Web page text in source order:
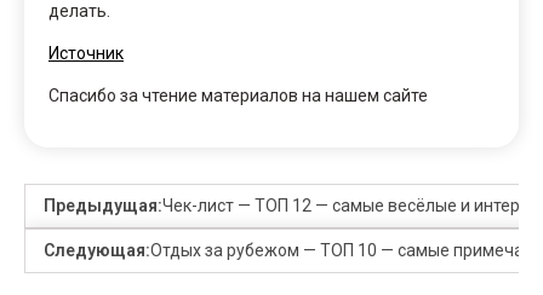
делать.
Источник
Спасибо за чтение материалов на нашем сайте
Предыдущая:Чек-лист — ТОП 12 — самые весёлые и
Следующая:Отдых за рубежом — ТОП 10 — самые